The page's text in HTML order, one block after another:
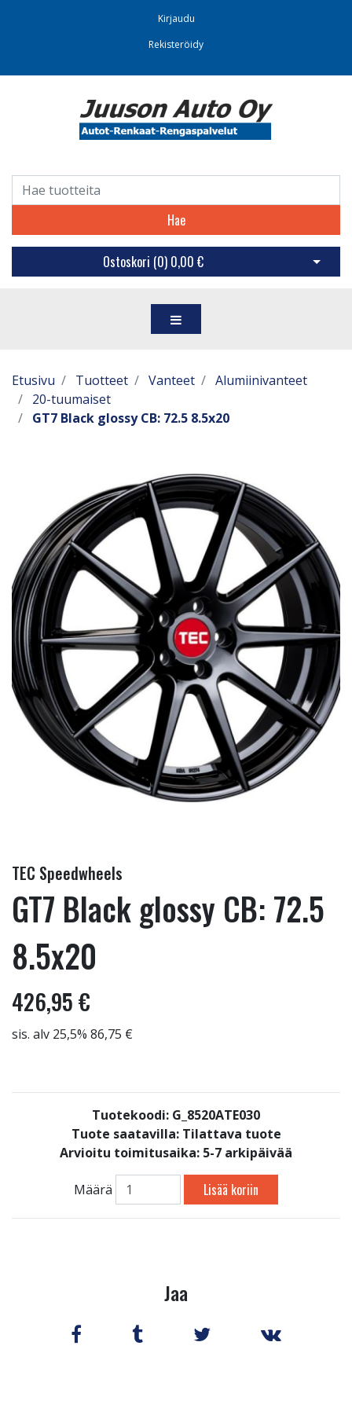
Kirjaudu
Rekisteröidy
Hae
Ostoskori (0) 0,00 € Avaa
Etusivu Tuotteet Vanteet
Alumiinivanteet
20-tuumaiset
GT7 Black glossy CB: 72.5 8.5x20
TEC Speedwheels
GT7 Black glossy CB: 72.5
8.5x20
426,95 €
sis. alv 25,5% 86,75 €
Tuotekoodi: G_8520ATE030
Tuote saatavilla: Tilattava tuote
Arvioitu toimitusaika: 5-7 arkipäivää
Määrä Lisää koriin
Jaa